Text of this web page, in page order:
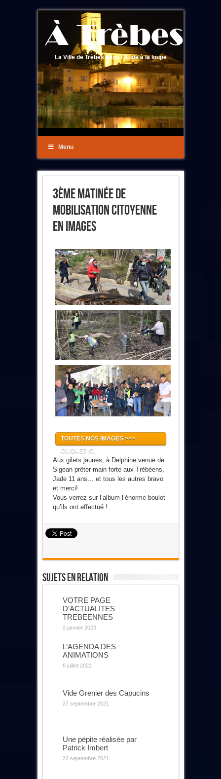
La Ville de Trèbes dans l'Aude à la loupe
Menu
3ème Matinée De
Mobilisation Citoyenne
En Images
TOUTES NOS IMAGES >>>
CLIQUEZ ICI
Aux gilets jaunes, à Delphine venue de
Sigean prêter main forte aux Trébéens,
Jade 11 ans… et tous les autres bravo
et merci!
Vous verrez sur l’album l’énorme boulot
qu’ils ont effectué !
Sujets En Relation
VOTRE PAGE
D’ACTUALITES
TREBEENNES
2 janvier 2023
L’AGENDA DES
ANIMATIONS
6 juillet 2022
Vide Grenier des Capucins
27 septembre 2021
Une pépite réalisée par
Patrick Imbert
22 septembre 2021